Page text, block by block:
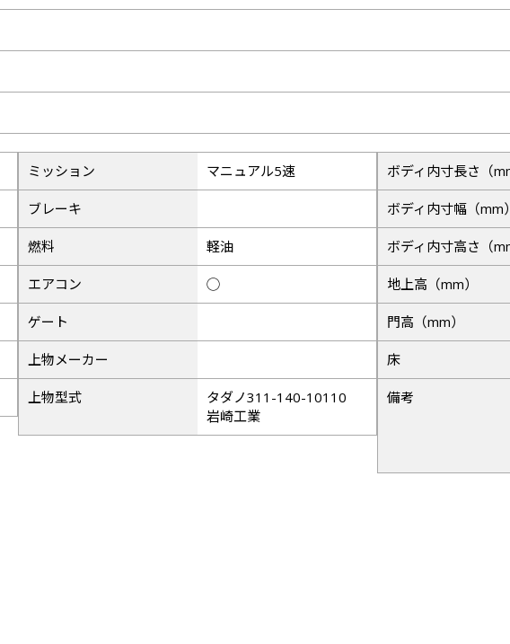
ミッション マニュアル5速
ブレーキ
燃料 軽油
エアコン ◯
ゲート
上物メーカー
上物型式
タダノ311-140-10110
岩崎工業
ボディ内寸長さ（
ボディ内寸幅（mm）
ボディ内寸高さ（
地上高（mm）
門高（mm）
床
備考